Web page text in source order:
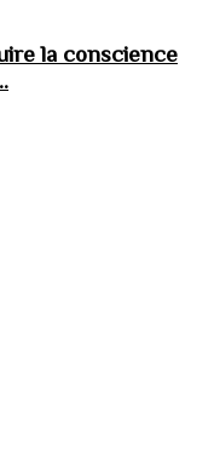
la conscience